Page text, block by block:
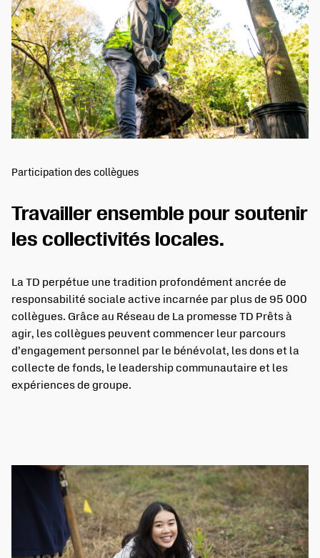
Participation des collègues
Travailler ensemble pour soutenir
les collectivités locales.
La TD perpétue une tradition profondément ancrée de
responsabilité sociale active incarnée par plus de 95 000
collègues. Grâce au Réseau de La promesse TD Prêts à
agir, les collègues peuvent commencer leur parcours
d’engagement personnel par le bénévolat, les dons et la
collecte de fonds, le leadership communautaire et les
expériences de groupe.